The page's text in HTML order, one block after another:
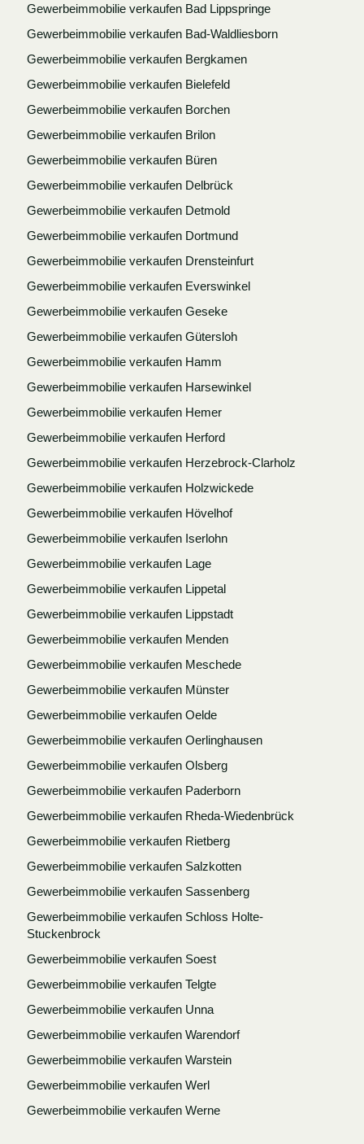
Gewerbeimmobilie verkaufen Bad Lippspringe
Gewerbeimmobilie verkaufen Bad-Waldliesborn
Gewerbeimmobilie verkaufen Bergkamen
Gewerbeimmobilie verkaufen Bielefeld
Gewerbeimmobilie verkaufen Borchen
Gewerbeimmobilie verkaufen Brilon
Gewerbeimmobilie verkaufen Büren
Gewerbeimmobilie verkaufen Delbrück
Gewerbeimmobilie verkaufen Detmold
Gewerbeimmobilie verkaufen Dortmund
Gewerbeimmobilie verkaufen Drensteinfurt
Gewerbeimmobilie verkaufen Everswinkel
Gewerbeimmobilie verkaufen Geseke
Gewerbeimmobilie verkaufen Gütersloh
Gewerbeimmobilie verkaufen Hamm
Gewerbeimmobilie verkaufen Harsewinkel
Gewerbeimmobilie verkaufen Hemer
Gewerbeimmobilie verkaufen Herford
Gewerbeimmobilie verkaufen Herzebrock-Clarholz
Gewerbeimmobilie verkaufen Holzwickede
Gewerbeimmobilie verkaufen Hövelhof
Gewerbeimmobilie verkaufen Iserlohn
Gewerbeimmobilie verkaufen Lage
Gewerbeimmobilie verkaufen Lippetal
Gewerbeimmobilie verkaufen Lippstadt
Gewerbeimmobilie verkaufen Menden
Gewerbeimmobilie verkaufen Meschede
Gewerbeimmobilie verkaufen Münster
Gewerbeimmobilie verkaufen Oelde
Gewerbeimmobilie verkaufen Oerlinghausen
Gewerbeimmobilie verkaufen Olsberg
Gewerbeimmobilie verkaufen Paderborn
Gewerbeimmobilie verkaufen Rheda-Wiedenbrück
Gewerbeimmobilie verkaufen Rietberg
Gewerbeimmobilie verkaufen Salzkotten
Gewerbeimmobilie verkaufen Sassenberg
Gewerbeimmobilie verkaufen Schloss Holte-
Stuckenbrock
Gewerbeimmobilie verkaufen Soest
Gewerbeimmobilie verkaufen Telgte
Gewerbeimmobilie verkaufen Unna
Gewerbeimmobilie verkaufen Warendorf
Gewerbeimmobilie verkaufen Warstein
Gewerbeimmobilie verkaufen Werl
Gewerbeimmobilie verkaufen Werne